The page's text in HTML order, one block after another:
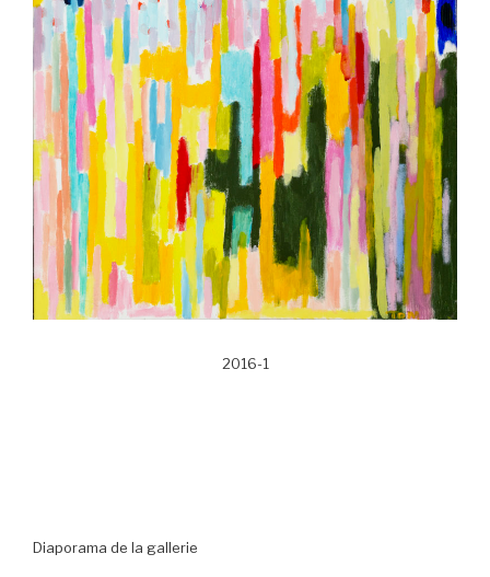
2016-1
Diaporama de la gallerie